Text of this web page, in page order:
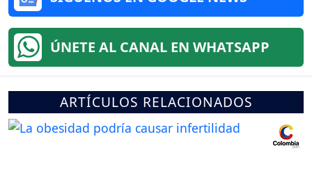
ÚNETE AL CANAL EN WHATSAPP
ARTÍCULOS RELACIONADOS